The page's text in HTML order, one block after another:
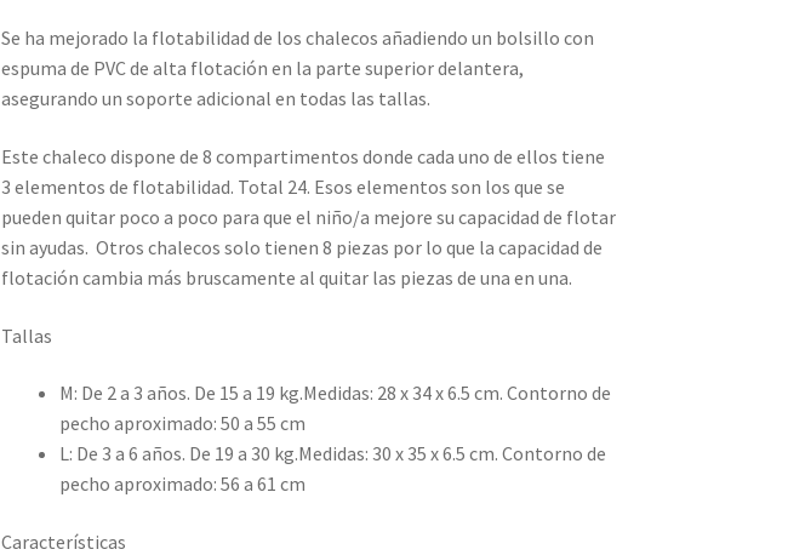
Se ha mejorado la flotabilidad de los chalecos añadiendo un bolsillo con
espuma de PVC de alta flotación en la parte superior delantera,
asegurando un soporte adicional en todas las tallas.
Este chaleco dispone de 8 compartimentos donde cada uno de ellos tiene
3 elementos de flotabilidad. Total 24. Esos elementos son los que se
pueden quitar poco a poco para que el niño/a mejore su capacidad de flotar
sin ayudas. Otros chalecos solo tienen 8 piezas por lo que la capacidad de
flotación cambia más bruscamente al quitar las piezas de una en una.
Tallas
M: De 2 a 3 años. De 15 a 19 kg.Medidas: 28 x 34 x 6.5 cm. Contorno de
pecho aproximado: 50 a 55 cm
L: De 3 a 6 años. De 19 a 30 kg.Medidas: 30 x 35 x 6.5 cm. Contorno de
pecho aproximado: 56 a 61 cm
Características